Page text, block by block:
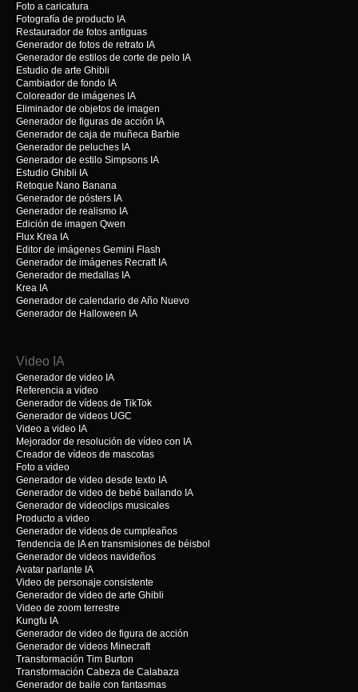
Foto a caricatura
Fotografía de producto IA
Restaurador de fotos antiguas
Generador de fotos de retrato IA
Generador de estilos de corte de pelo IA
Estudio de arte Ghibli
Cambiador de fondo IA
Coloreador de imágenes IA
Eliminador de objetos de imagen
Generador de figuras de acción IA
Generador de caja de muñeca Barbie
Generador de peluches IA
Generador de estilo Simpsons IA
Estudio Ghibli IA
Retoque Nano Banana
Generador de pósters IA
Generador de realismo IA
Edición de imagen Qwen
Flux Krea IA
Editor de imágenes Gemini Flash
Generador de imágenes Recraft IA
Generador de medallas IA
Krea IA
Generador de calendario de Año Nuevo
Generador de Halloween IA
Video IA
Generador de video IA
Referencia a vídeo
Generador de vídeos de TikTok
Generador de videos UGC
Video a video IA
Mejorador de resolución de vídeo con IA
Creador de vídeos de mascotas
Foto a video
Generador de video desde texto IA
Generador de video de bebé bailando IA
Generador de videoclips musicales
Producto a video
Generador de videos de cumpleaños
Tendencia de IA en transmisiones de béisbol
Generador de videos navideños
Avatar parlante IA
Video de personaje consistente
Generador de video de arte Ghibli
Video de zoom terrestre
Kungfu IA
Generador de video de figura de acción
Generador de videos Minecraft
Transformación Tim Burton
Transformación Cabeza de Calabaza
Generador de baile con fantasmas